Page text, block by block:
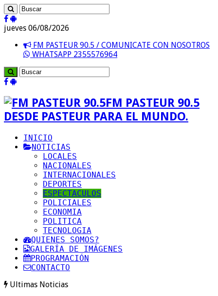
jueves 06/08/2026
FM PASTEUR 90.5 / COMUNICATE CON NOSOTROS
WHATSAPP 2355576964
FM PASTEUR 90.5
DESDE PASTEUR PARA EL MUNDO.
INICIO
NOTICIAS
LOCALES
NACIONALES
INTERNACIONALES
DEPORTES
ESPECTACULOS
POLICIALES
ECONOMIA
POLITICA
TECNOLOGIA
QUIENES SOMOS?
GALERÍA DE IMÁGENES
PROGRAMACIÓN
CONTACTO
Ultimas Noticias